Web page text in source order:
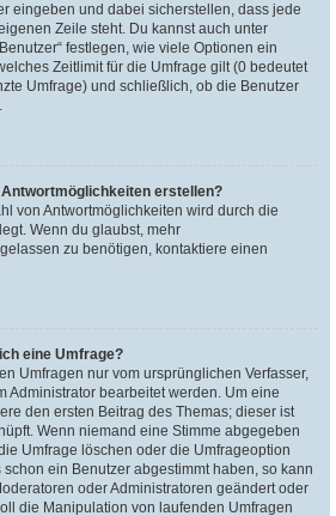
eingeben und dabei sicherstellen, dass jede
Zeile steht. Du kannst auch unter
festlegen, wie viele Optionen ein
Zeitlimit für die Umfrage gilt (0 bedeutet
Umfrage) und schließlich, ob die Benutzer
erstellen?
von Antwortmöglichkeiten wird durch die
Wenn du glaubst, mehr
zu benötigen, kontaktiere einen
eine Umfrage?
Umfragen nur vom ursprünglichen Verfasser,
Administrator bearbeitet werden. Um eine
den ersten Beitrag des Themas; dieser ist
Wenn niemand eine Stimme abgegeben
Umfrage löschen oder die Umfrageoption
ein Benutzer abgestimmt haben, so kann
oder Administratoren geändert oder
die Manipulation von laufenden Umfragen